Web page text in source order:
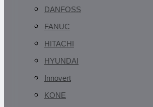
DANFOSS
FANUC
HITACHI
HYUNDAI
Innovert
KONE